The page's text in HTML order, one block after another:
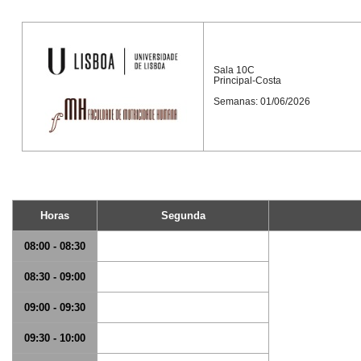
Sala 10C
Principal-Costa
Semanas: 01/06/2026
Horas Segunda
08:00 - 08:30
08:30 - 09:00
09:00 - 09:30
09:30 - 10:00